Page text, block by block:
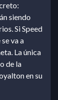
siendo
Si Speed
va a
La única
de la
en su